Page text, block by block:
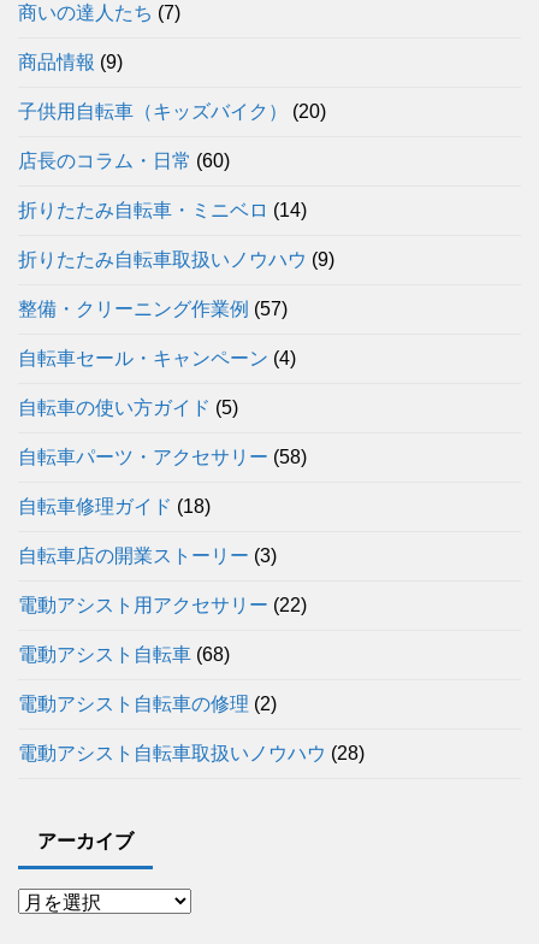
商いの達人たち (7)
商品情報 (9)
子供用自転車（キッズバイク） (20)
店長のコラム・日常 (60)
折りたたみ自転車・ミニベロ (14)
折りたたみ自転車取扱いノウハウ (9)
整備・クリーニング作業例 (57)
自転車セール・キャンペーン (4)
自転車の使い方ガイド (5)
自転車パーツ・アクセサリー (58)
自転車修理ガイド (18)
自転車店の開業ストーリー (3)
電動アシスト用アクセサリー (22)
電動アシスト自転車 (68)
電動アシスト自転車の修理 (2)
電動アシスト自転車取扱いノウハウ (28)
アーカイブ